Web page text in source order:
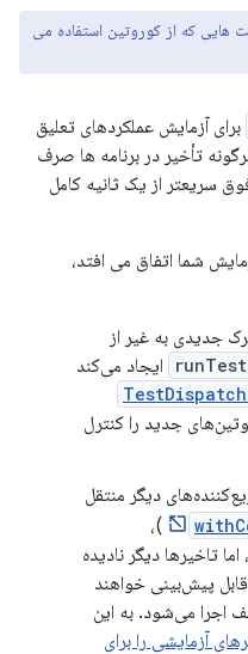
هایی که از کوروتین استفاده می
برای آزمایش عملکردهای تعلیق
تأخیر در برنامه ها صرف
سریعتر از یک ثانیه کامل
شما اتفاق می افتد،
جدیدی به غیر از
runTest
ایجاد می‌کند
جدید را کنترل
دیگر منتقل
)،
تاخیرها دیگر نادیده
پیش‌بینی خواهند
اجرا می‌شود. به این
آزمایشی را برای